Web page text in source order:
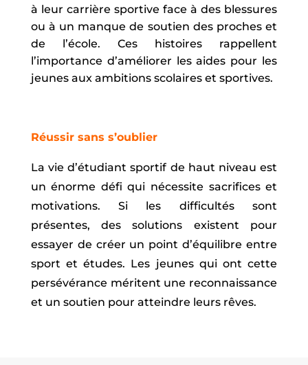
à leur carrière sportive face à des blessures
ou à un manque de soutien des proches et
de l’école. Ces histoires rappellent
l’importance d’améliorer les aides pour les
jeunes aux ambitions scolaires et sportives.
Réussir sans s’oublier
La vie d’étudiant sportif de haut niveau est
un énorme défi qui nécessite sacrifices et
motivations. Si les difficultés sont
présentes, des solutions existent pour
essayer de créer un point d’équilibre entre
sport et études. Les jeunes qui ont cette
persévérance méritent une reconnaissance
et un soutien pour atteindre leurs rêves.